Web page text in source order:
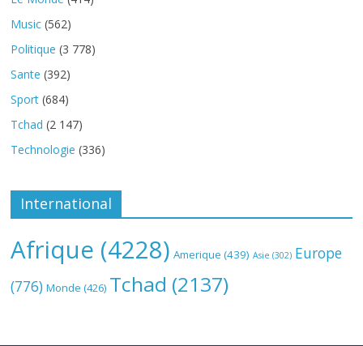
Music (562)
Politique (3 778)
Sante (392)
Sport (684)
Tchad (2 147)
Technologie (336)
International
Afrique (4228) Amerique (439) Asie (302) Europe
(776) Monde (426) Tchad (2137)